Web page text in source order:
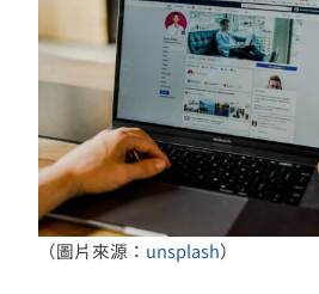
（圖片來源： unsplash）